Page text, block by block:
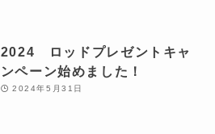
2024 ロッドプレゼントキャ
ンペーン始めました！
2024年5月31日